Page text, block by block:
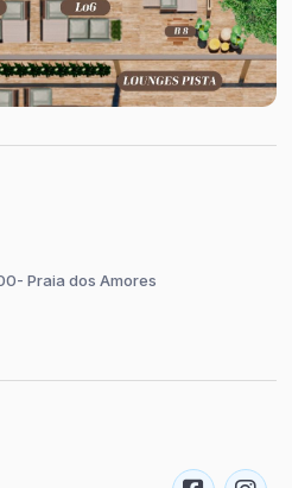
Praia dos Amores